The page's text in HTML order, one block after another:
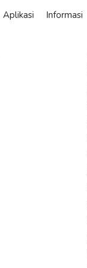
Aplikasi Informasi